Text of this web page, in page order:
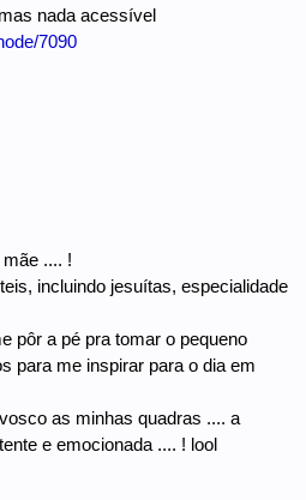
nada acessível
7090
.... !
incluindo jesuítas, especialidade
pôr a pé pra tomar o pequeno
para me inspirar para o dia em
as minhas quadras .... a
e emocionada .... ! lool